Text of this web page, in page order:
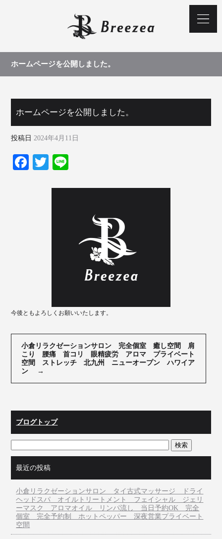
ホームページを公開しました。
ホームページを公開しました。
投稿日 2024年4月11日
Fa T
tte
今後ともよろしくお願いいたします。
小倉リラクゼーションサロン 完全個室 癒し空間 肩
こり 腰痛 首コリ 眼精疲労 アロマ プライベート
空間 ストレッチ 北九州 ニューオープン ハワイア
ン
→
ブログトップ
最近の投稿
小倉リラクゼーションサロン タイ古式マッサージ ドライ
ヘッドスパ オイルトリートメント フェイシャル ジェリ
ーマスク アロマオイル リンパ流し 当日予約OK 完全
個室 完全予約制 ホットペッパー 深夜営業プライベート
空間